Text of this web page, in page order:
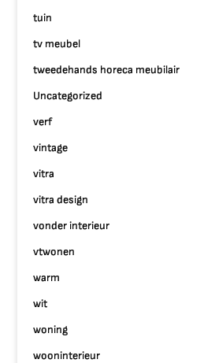
tuin
tv meubel
tweedehands horeca meubilair
Uncategorized
verf
vintage
vitra
vitra design
vonder interieur
vtwonen
warm
wit
woning
wooninterieur